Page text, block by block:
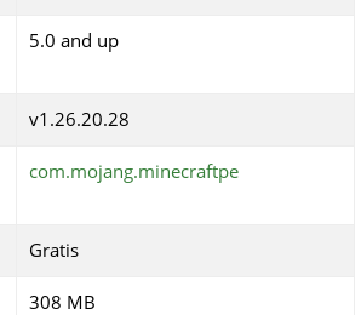
5.0 and up
v1.26.20.28
com.mojang.minecraftpe
Gratis
308 MB